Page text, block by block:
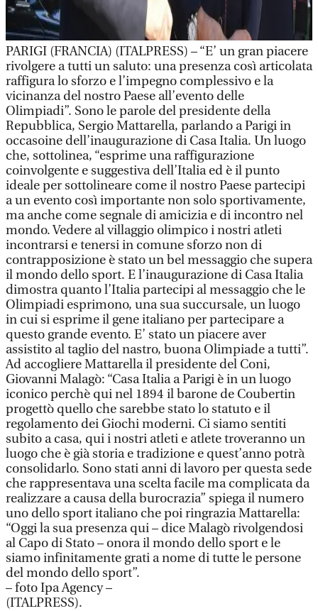
PARIGI (FRANCIA) (ITALPRESS) – “E’ un gran piacere
rivolgere a tutti un saluto: una presenza così articolata
raffigura lo sforzo e l’impegno complessivo e la
vicinanza del nostro Paese all’evento delle
Olimpiadi”. Sono le parole del presidente della
Repubblica, Sergio Mattarella, parlando a Parigi in
occasoine dell’inaugurazione di Casa Italia. Un luogo
che, sottolinea, “esprime una raffigurazione
coinvolgente e suggestiva dell’Italia ed è il punto
ideale per sottolineare come il nostro Paese partecipi
a un evento così importante non solo sportivamente,
ma anche come segnale di amicizia e di incontro nel
mondo. Vedere al villaggio olimpico i nostri atleti
incontrarsi e tenersi in comune sforzo non di
contrapposizione è stato un bel messaggio che supera
il mondo dello sport. E l’inaugurazione di Casa Italia
dimostra quanto l’Italia partecipi al messaggio che le
Olimpiadi esprimono, una sua succursale, un luogo
in cui si esprime il gene italiano per partecipare a
questo grande evento. E’ stato un piacere aver
assistito al taglio del nastro, buona Olimpiade a tutti”.
Ad accogliere Mattarella il presidente del Coni,
Giovanni Malagò: “Casa Italia a Parigi è in un luogo
iconico perchè qui nel 1894 il barone de Coubertin
progettò quello che sarebbe stato lo statuto e il
regolamento dei Giochi moderni. Ci siamo sentiti
subito a casa, qui i nostri atleti e atlete troveranno un
luogo che è già storia e tradizione e quest’anno potrà
consolidarlo. Sono stati anni di lavoro per questa sede
che rappresentava una scelta facile ma complicata da
realizzare a causa della burocrazia” spiega il numero
uno dello sport italiano che poi ringrazia Mattarella:
“Oggi la sua presenza qui – dice Malagò rivolgendosi
al Capo di Stato – onora il mondo dello sport e le
siamo infinitamente grati a nome di tutte le persone
del mondo dello sport”.
– foto Ipa Agency –
(ITALPRESS).